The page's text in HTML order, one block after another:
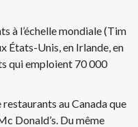
à l’échelle mondiale (Tim
États-Unis, en Irlande, en
qui emploient 70 000
au Canada que
Donald’s. Du même